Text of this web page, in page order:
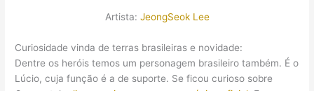
Artista: JeongSeok Lee
Curiosidade vinda de terras brasileiras e novidade:
Dentre os heróis temos um personagem brasileiro também. É o
Lúcio, cuja função é a de suporte. Se ficou curioso sobre